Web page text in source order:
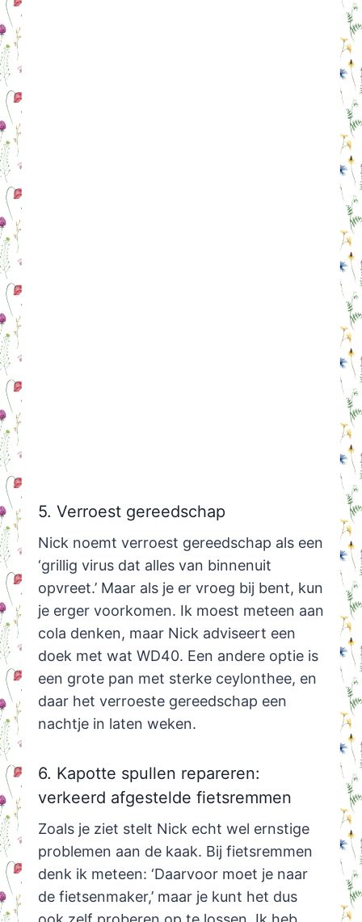
5. Verroest gereedschap
Nick noemt verroest gereedschap als een
‘grillig virus dat alles van binnenuit
opvreet.’ Maar als je er vroeg bij bent, kun
je erger voorkomen. Ik moest meteen aan
cola denken, maar Nick adviseert een
doek met wat WD40. Een andere optie is
een grote pan met sterke ceylonthee, en
daar het verroeste gereedschap een
nachtje in laten weken.
6. Kapotte spullen repareren:
verkeerd afgestelde fietsremmen
Zoals je ziet stelt Nick echt wel ernstige
problemen aan de kaak. Bij fietsremmen
denk ik meteen: ‘Daarvoor moet je naar
de fietsenmaker,’ maar je kunt het dus